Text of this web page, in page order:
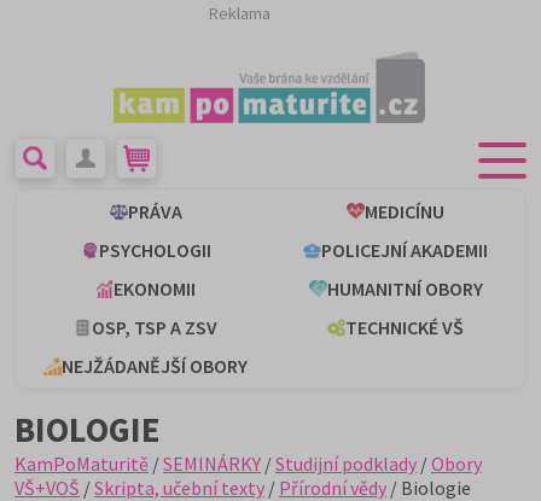
Reklama
PRÁVA
MEDICÍNU
PSYCHOLOGII
POLICEJNÍ AKADEMII
EKONOMII
HUMANITNÍ OBORY
OSP, TSP A ZSV
TECHNICKÉ VŠ
NEJŽÁDANĚJŠÍ OBORY
BIOLOGIE
KamPoMaturitě /SEMINÁRKY /Studijní podklady /Obory
VŠ+VOŠ /Skripta, učební texty / Přírodní vědy / Biologie